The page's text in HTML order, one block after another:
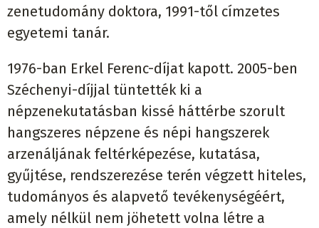
zenetudomány doktora, 1991-től címzetes
egyetemi tanár.
1976-ban Erkel Ferenc-díjat kapott. 2005-ben
Széchenyi-díjjal tüntették ki a
népzenekutatásban kissé háttérbe szorult
hangszeres népzene és népi hangszerek
arzenáljának feltérképezése, kutatása,
gyűjtése, rendszerezése terén végzett hiteles,
tudományos és alapvető tevékenységéért,
amely nélkül nem jöhetett volna létre a